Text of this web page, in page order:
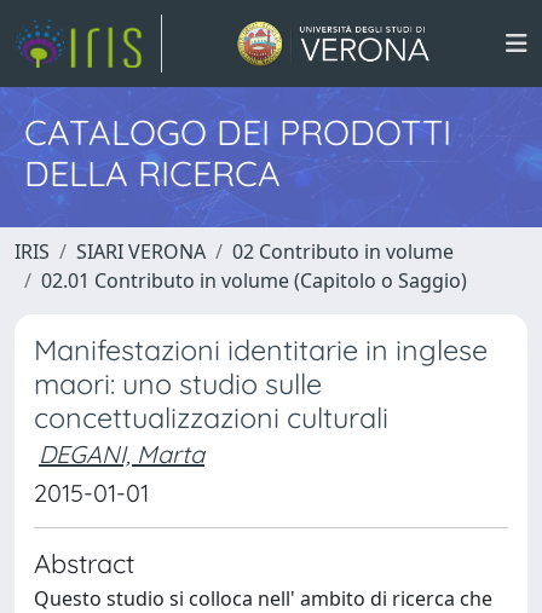
CATALOGO DEI PRODOTTI
DELLA RICERCA
IRIS SIARI VERONA
02 Contributo in volume
02.01 Contributo in volume (Capitolo o Saggio)
Manifestazioni identitarie in inglese
maori: uno studio sulle
concettualizzazioni culturali
DEGANI, Marta
2015-01-01
Abstract
Questo studio si colloca nell' ambito di ricerca che